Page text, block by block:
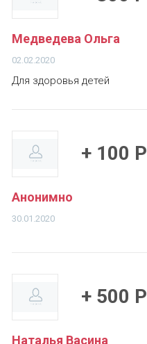
Медведева Ольга
02.02.2020
Для здоровья детей
Анонимно
30.01.2020
+ 100 Р
Наталья Васина
+ 500 Р